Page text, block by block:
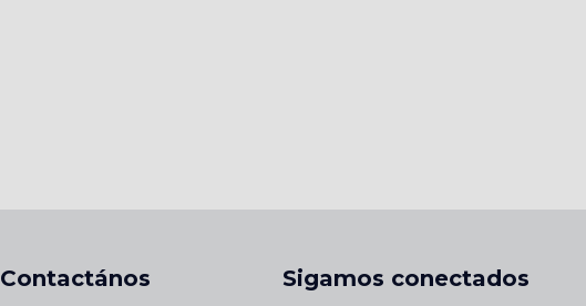
Contactános Sigamos conectados